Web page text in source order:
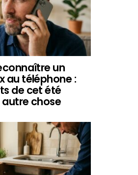
un
au téléphone :
de cet été
chose